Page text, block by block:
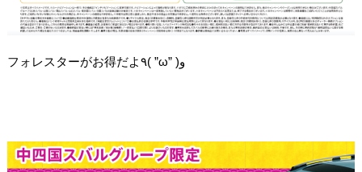
フォレスターがお得だよ٩( ”ω” )و